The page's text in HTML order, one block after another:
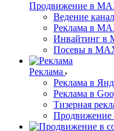
Продвижение в
Ведение
Реклама в
Инвайтинг в
Посевы в
Реклама
Реклама в
Реклама в
Тизерная
Продвижение